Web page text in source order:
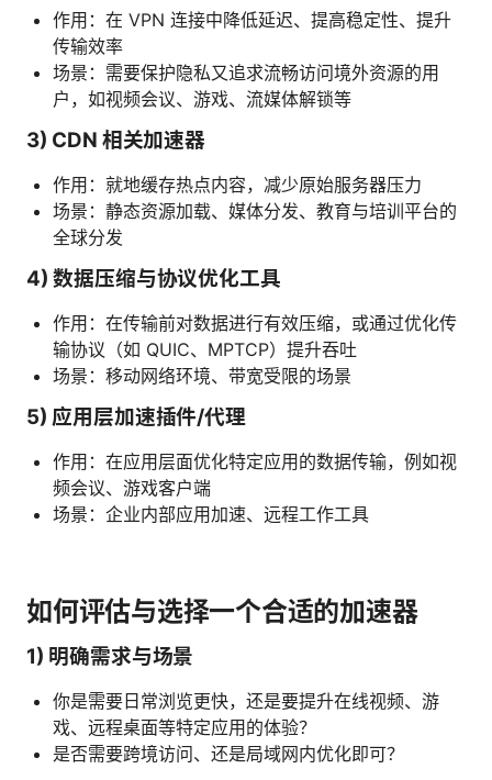
作用：在 VPN 连接中降低延迟、提高稳定性、提升
传输效率
场景：需要保护隐私又追求流畅访问境外资源的用
户，如视频会议、游戏、流媒体解锁等
3) CDN 相关加速器
作用：就地缓存热点内容，减少原始服务器压力
场景：静态资源加载、媒体分发、教育与培训平台的
全球分发
4) 数据压缩与协议优化工具
作用：在传输前对数据进行有效压缩，或通过优化传
输协议（如 QUIC、MPTCP）提升吞吐
场景：移动网络环境、带宽受限的场景
5) 应用层加速插件/代理
作用：在应用层面优化特定应用的数据传输，例如视
频会议、游戏客户端
场景：企业内部应用加速、远程工作工具
如何评估与选择一个合适的加速器
1) 明确需求与场景
你是需要日常浏览更快，还是要提升在线视频、游
戏、远程桌面等特定应用的体验？
是否需要跨境访问、还是局域网内优化即可？